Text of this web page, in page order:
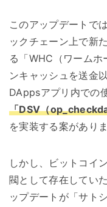
このアップデートで
ックチェーン上で新
る「WHC（ワームホ
ンキャッシュを送金
DAppsアプリ内での
「DSV（
を実装する案がありま
しかし、ビットコイ
閥として存在してい
ップデートが「サト